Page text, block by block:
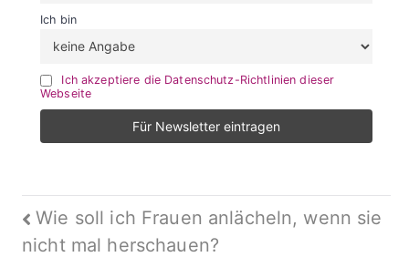
Ich bin
Ich akzeptiere die Datenschutz-Richtlinien dieser
Webseite
Beitragsnavigation
Wie soll ich Frauen anlächeln, wenn sie
nicht mal herschauen?